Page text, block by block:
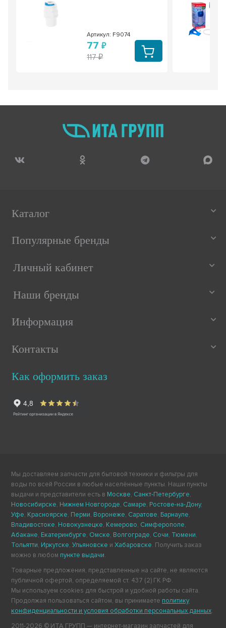
Артикул: F9074
77
117
Каталог
Популярные бренды
Личный кабинет
Наши бренды
Информация
Контакты
Как оформить заказ
Мы доставляем запчасти для бытовой техники и фильтры для
воды по всей России в любые населённые пункты. Наши пункты
выдачи и представители есть в Москве, Санкт-Петербурге,
Новосибирске, Нижнем Новгороде, Самаре, Ростове-на-Дону,
Уфе, Красноярске, Перми, Воронеже, Саратове, Барнауле,
Владивостоке, Новокузнецке, Кемерово, Симферополе,
Абакане, Екатеринбурге, Омске, Волгограде, Сочи, Тюмени,
Тольятти, Иркутске,Ульяновске иХабаровске. Получить заказ
можно в любом пункте выдачи.
Товарные предложения, представленные на сайте, не являются
публичной офертой, определяемой ст. 437 (2) ГК РФ.
Мы используем cookies для быстрой и удобной работы сайта.
Продолжая пользоваться сайтом, вы принимаете политику
конфиденциальности и условия обработки персональных данных.
2011-2026 © ИТА ГРУПП — интернет-магазин запчастей для